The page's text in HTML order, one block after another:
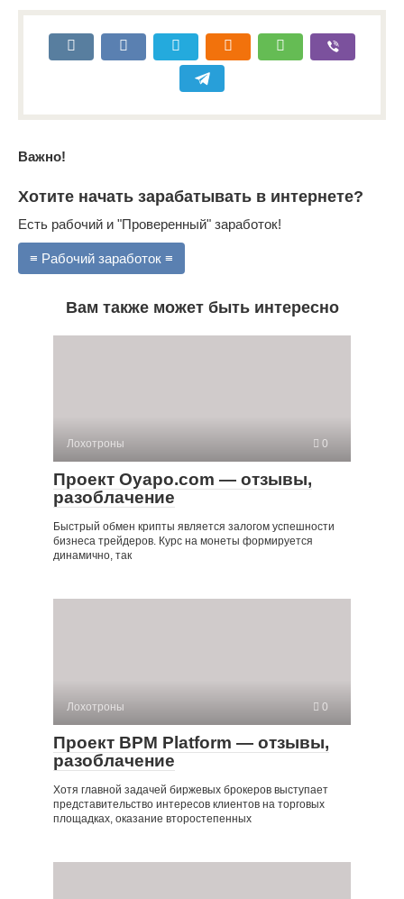
Важно!
Хотите начать зарабатывать в интернете?
Есть рабочий и "Проверенный" заработок!
≡ Рабочий заработок ≡
Вам также может быть интересно
Лохотроны 0
Проект Oyapo.com — отзывы,
разоблачение
Быстрый обмен крипты является залогом успешности
бизнеса трейдеров. Курс на монеты формируется
динамично, так
Лохотроны 0
Проект BPM Platform — отзывы,
разоблачение
Хотя главной задачей биржевых брокеров выступает
представительство интересов клиентов на торговых
площадках, оказание второстепенных